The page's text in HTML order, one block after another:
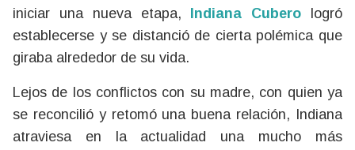
iniciar una nueva etapa,
Indiana Cubero logró
establecerse y se distanció de cierta polémica que
giraba alrededor de su vida.
Lejos de los conflictos con su madre, con quien ya
se reconcilió y retomó una buena relación, Indiana
atraviesa en la actualidad una mucho más